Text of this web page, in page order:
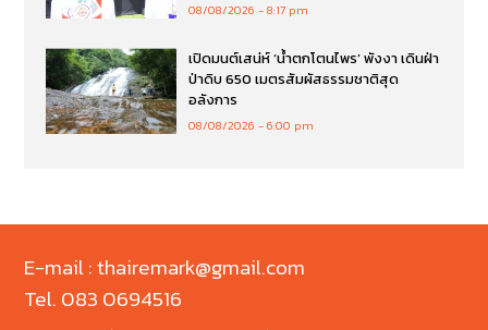
08/08/2026 8:17 pm
เปิดมนต์เสน่ห์ ‘น้ำตกโตนไพร’ พังงา เดินฝ่า
ป่าดิบ 650 เมตรสัมผัสธรรมชาติสุด
อลังการ
08/08/2026 6:00 pm
E-mail : thairemark@gmail.com
Tel. 083 0694516